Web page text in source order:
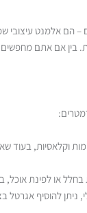
אלמנט עיצובי
בין אם אתם
וקלאסיות, בעוד
בחלל או לפינת אוכל,